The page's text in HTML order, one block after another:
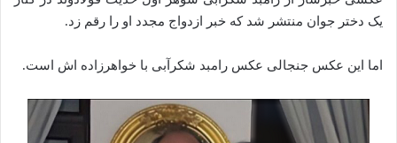
یک دختر جوان منتشر شد که خبر ازدواج مجدد او را رقم زد.
اما این عکس جنجالی عکس رامبد شکرآبی با خواهرزاده اش است.